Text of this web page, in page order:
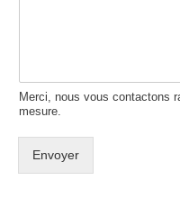
Merci, nous vous contactons
mesure.
Envoyer